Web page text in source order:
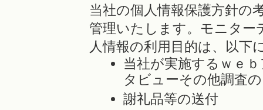
当社の個人情報保護方針の
管理いたします。モニター
人情報の利用目的は、以下
当社が実施するｗｅ
タビューその他調査
謝礼品等の送付